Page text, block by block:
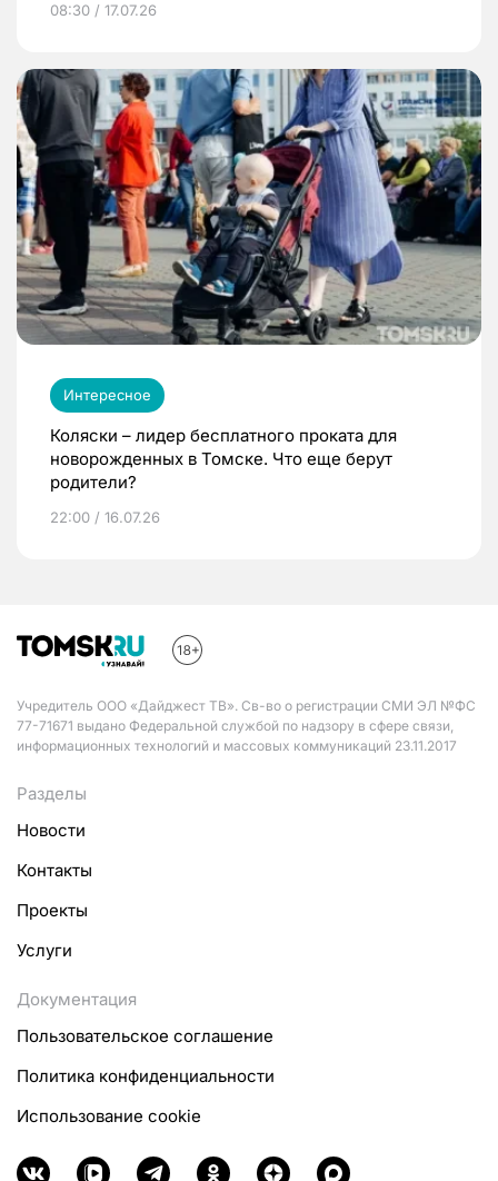
08:30 / 17.07.26
Интересное
Коляски – лидер бесплатного проката для
новорожденных в Томске. Что еще берут
родители?
22:00 / 16.07.26
Учредитель ООО «Дайджест ТВ». Св-во о регистрации СМИ ЭЛ №ФС
77-71671 выдано Федеральной службой по надзору в сфере связи,
информационных технологий и массовых коммуникаций 23.11.2017
Разделы
Новости
Контакты
Проекты
Услуги
Документация
Пользовательское соглашение
Политика конфиденциальности
Использование cookie